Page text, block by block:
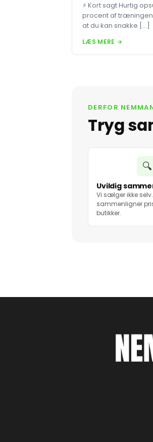
⚡ Kort sagt Hurtig
procent af
at du kan snakke […]
LÆS MERE →
DERFOR
Tryg
🔍
Uvildig
Vi sælger ikke
sammenligner
butikker.